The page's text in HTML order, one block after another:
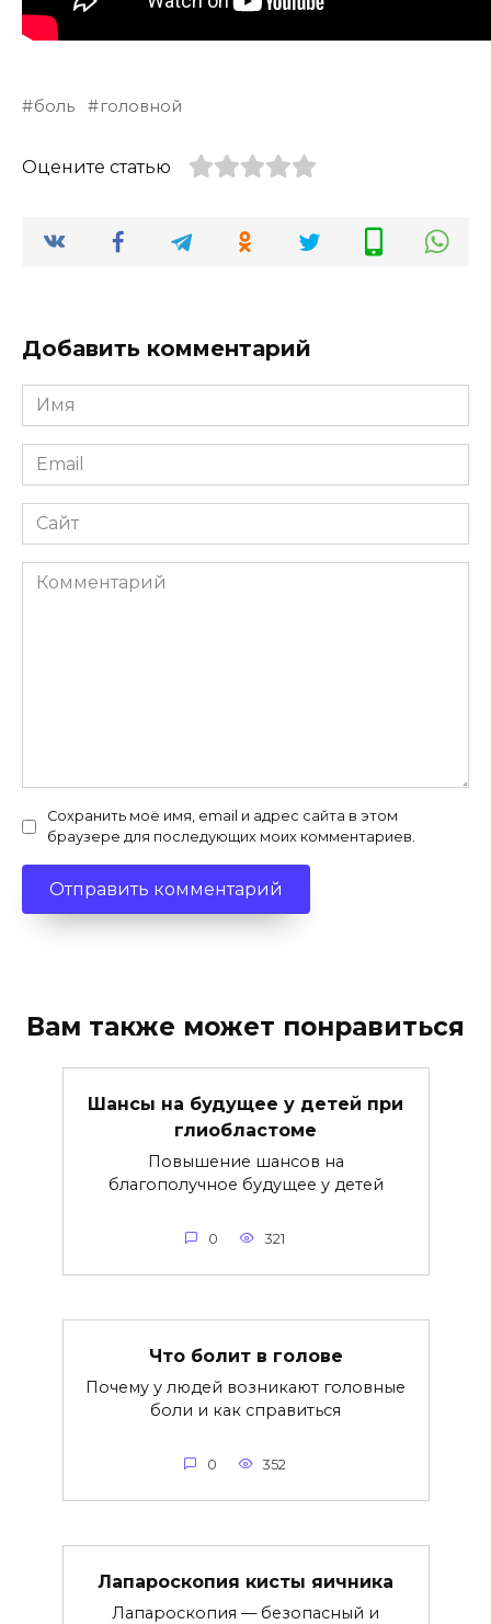
боль головной
Оцените статью
Добавить комментарий
Имя
*
Email
*
Сайт
Комментарий
Сохранить моё имя, email и адрес сайта в этом
браузере для последующих моих комментариев.
Вам также может понравиться
Шансы на будущее у детей при
глиобластоме
Повышение шансов на
благополучное будущее у детей
0 321
Что болит в голове
Почему у людей возникают головные
боли и как справиться
0 352
Лапароскопия кисты яичника
Лапароскопия — безопасный и